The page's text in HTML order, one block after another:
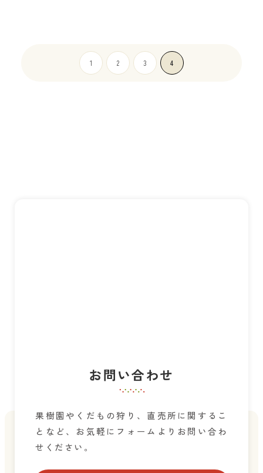
1 2 3 4
お問い合わせ
果樹園やくだもの狩り、直売所に関するこ
となど、お気軽にフォームよりお問い合わ
せください。